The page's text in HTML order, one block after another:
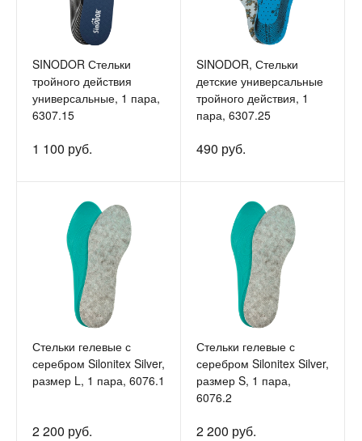
SINODOR Стельки
тройного действия
универсальные, 1 пара,
6307.15
1 100 руб.
SINODOR, Стельки
детские универсальные
тройного действия, 1
пара, 6307.25
490 руб.
Стельки гелевые с
серебром Silonitex Silver,
размер L, 1 пара, 6076.1
2 200 руб.
Стельки гелевые с
серебром Silonitex Silver,
размер S, 1 пара,
6076.2
2 200 руб.